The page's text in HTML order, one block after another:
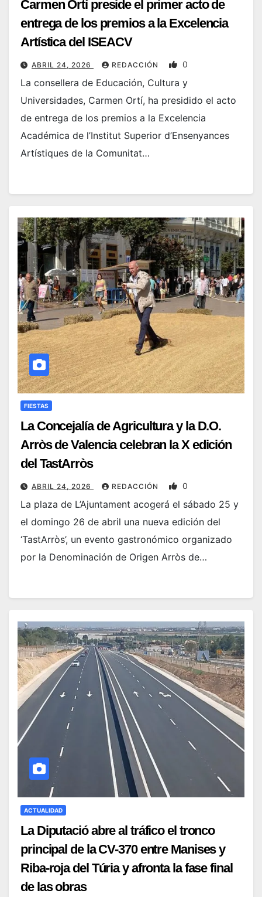
Carmen Ortí preside el primer acto de
entrega de los premios a la Excelencia
Artística del ISEACV
ABRIL 24, 2026 REDACCIÓN 0
La consellera de Educación, Cultura y
Universidades, Carmen Ortí, ha presidido el acto
de entrega de los premios a la Excelencia
Académica de l’Institut Superior d’Ensenyances
Artístiques de la Comunitat…
FIESTAS
La Concejalía de Agricultura y la D.O.
Arròs de Valencia celebran la X edición
del TastArròs
ABRIL 24, 2026 REDACCIÓN 0
La plaza de L’Ajuntament acogerá el sábado 25 y
el domingo 26 de abril una nueva edición del
‘TastArròs’, un evento gastronómico organizado
por la Denominación de Origen Arròs de…
ACTUALIDAD
La Diputació abre al tráfico el tronco
principal de la CV-370 entre Manises y
Riba-roja del Túria y afronta la fase final
de las obras